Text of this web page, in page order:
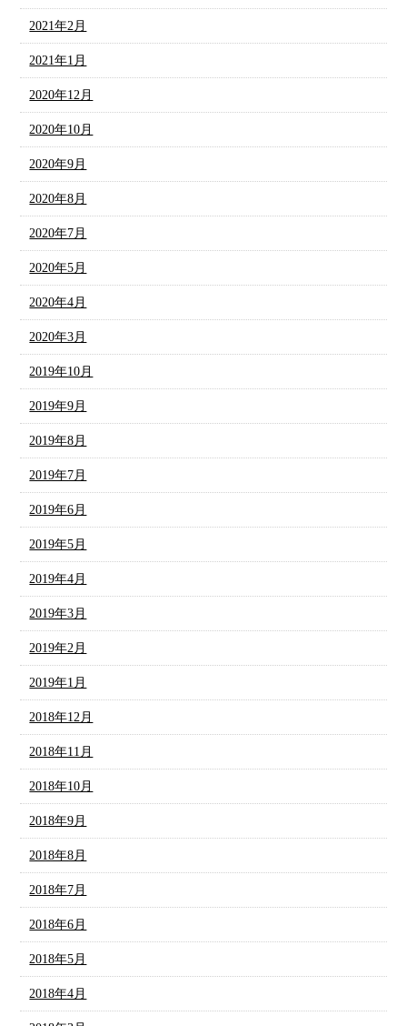
2021年2月
2021年1月
2020年12月
2020年10月
2020年9月
2020年8月
2020年7月
2020年5月
2020年4月
2020年3月
2019年10月
2019年9月
2019年8月
2019年7月
2019年6月
2019年5月
2019年4月
2019年3月
2019年2月
2019年1月
2018年12月
2018年11月
2018年10月
2018年9月
2018年8月
2018年7月
2018年6月
2018年5月
2018年4月